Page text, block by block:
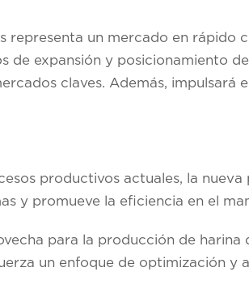
representa un mercado en rápido
de expansión y posicionamiento
claves. Además, impulsará
productivos actuales, la
y promueve la eficiencia en el
para la producción de harina
un enfoque de optimización y